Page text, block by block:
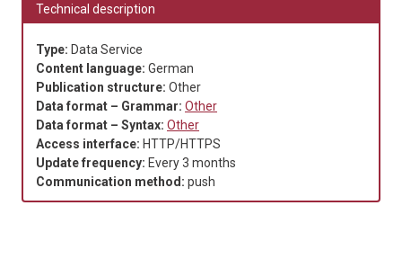
Technical description
Type: Data Service
Content language: German
Publication structure: Other
Data format – Grammar: Other
Data format – Syntax: Other
Access interface: HTTP/HTTPS
Update frequency: Every 3 months
Communication method: push